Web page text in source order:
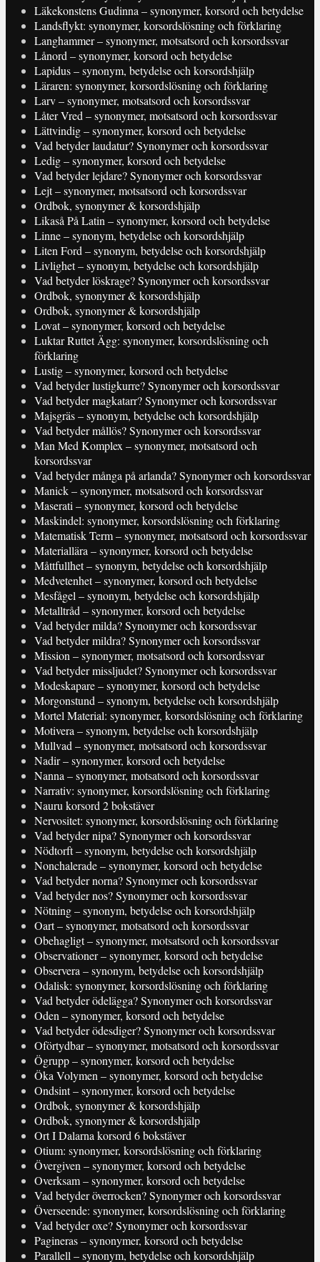
Läkekonstens Gudinna – synonymer, korsord och betydelse
Landsflykt: synonymer, korsordslösning och förklaring
Langhammer – synonymer, motsatsord och korsordssvar
Lånord – synonymer, korsord och betydelse
Lapidus – synonym, betydelse och korsordshjälp
Läraren: synonymer, korsordslösning och förklaring
Larv – synonymer, motsatsord och korsordssvar
Låter Vred – synonymer, motsatsord och korsordssvar
Lättvindig – synonymer, korsord och betydelse
Vad betyder laudatur? Synonymer och korsordssvar
Ledig – synonymer, korsord och betydelse
Vad betyder lejdare? Synonymer och korsordssvar
Lejt – synonymer, motsatsord och korsordssvar
Ordbok, synonymer & korsordshjälp
Likaså På Latin – synonymer, korsord och betydelse
Linne – synonym, betydelse och korsordshjälp
Liten Ford – synonym, betydelse och korsordshjälp
Livlighet – synonym, betydelse och korsordshjälp
Vad betyder löskrage? Synonymer och korsordssvar
Ordbok, synonymer & korsordshjälp
Ordbok, synonymer & korsordshjälp
Lovat – synonymer, korsord och betydelse
Luktar Ruttet Ägg: synonymer, korsordslösning och
förklaring
Lustig – synonymer, korsord och betydelse
Vad betyder lustigkurre? Synonymer och korsordssvar
Vad betyder magkatarr? Synonymer och korsordssvar
Majsgräs – synonym, betydelse och korsordshjälp
Vad betyder mållös? Synonymer och korsordssvar
Man Med Komplex – synonymer, motsatsord och
korsordssvar
Vad betyder många på arlanda? Synonymer och korsordssvar
Manick – synonymer, motsatsord och korsordssvar
Maserati – synonymer, korsord och betydelse
Maskindel: synonymer, korsordslösning och förklaring
Matematisk Term – synonymer, motsatsord och korsordssvar
Materiallära – synonymer, korsord och betydelse
Måttfullhet – synonym, betydelse och korsordshjälp
Medvetenhet – synonymer, korsord och betydelse
Mesfågel – synonym, betydelse och korsordshjälp
Metalltråd – synonymer, korsord och betydelse
Vad betyder milda? Synonymer och korsordssvar
Vad betyder mildra? Synonymer och korsordssvar
Mission – synonymer, motsatsord och korsordssvar
Vad betyder missljudet? Synonymer och korsordssvar
Modeskapare – synonymer, korsord och betydelse
Morgonstund – synonym, betydelse och korsordshjälp
Mortel Material: synonymer, korsordslösning och förklaring
Motivera – synonym, betydelse och korsordshjälp
Mullvad – synonymer, motsatsord och korsordssvar
Nadir – synonymer, korsord och betydelse
Nanna – synonymer, motsatsord och korsordssvar
Narrativ: synonymer, korsordslösning och förklaring
Nauru korsord 2 bokstäver
Nervositet: synonymer, korsordslösning och förklaring
Vad betyder nipa? Synonymer och korsordssvar
Nödtorft – synonym, betydelse och korsordshjälp
Nonchalerade – synonymer, korsord och betydelse
Vad betyder norna? Synonymer och korsordssvar
Vad betyder nos? Synonymer och korsordssvar
Nötning – synonym, betydelse och korsordshjälp
Oart – synonymer, motsatsord och korsordssvar
Obehagligt – synonymer, motsatsord och korsordssvar
Observationer – synonymer, korsord och betydelse
Observera – synonym, betydelse och korsordshjälp
Odalisk: synonymer, korsordslösning och förklaring
Vad betyder ödelägga? Synonymer och korsordssvar
Oden – synonymer, korsord och betydelse
Vad betyder ödesdiger? Synonymer och korsordssvar
Oförtydbar – synonymer, motsatsord och korsordssvar
Ögrupp – synonymer, korsord och betydelse
Öka Volymen – synonymer, korsord och betydelse
Ondsint – synonymer, korsord och betydelse
Ordbok, synonymer & korsordshjälp
Ordbok, synonymer & korsordshjälp
Ort I Dalarna korsord 6 bokstäver
Otium: synonymer, korsordslösning och förklaring
Övergiven – synonymer, korsord och betydelse
Overksam – synonymer, korsord och betydelse
Vad betyder överrocken? Synonymer och korsordssvar
Överseende: synonymer, korsordslösning och förklaring
Vad betyder oxe? Synonymer och korsordssvar
Pagineras – synonymer, korsord och betydelse
Parallell – synonym, betydelse och korsordshjälp